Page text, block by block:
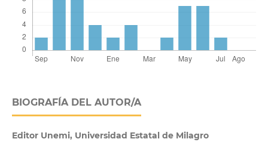
BIOGRAFÍA DEL AUTOR/A
Editor Unemi, Universidad Estatal de Milagro